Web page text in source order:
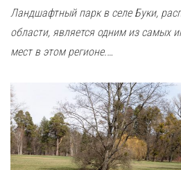
Ландшафтный парк в селе Буки,
области, является одним из самых
мест в этом регионе.…